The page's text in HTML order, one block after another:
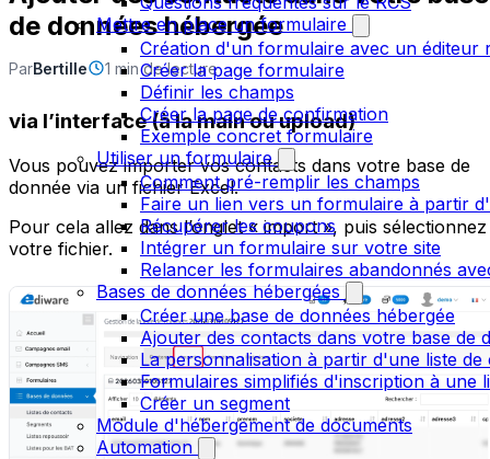
Mettre en place un formulaire
Création d'un formulaire avec un éditeur
Créer la page formulaire
Définir les champs
Créer la page de confirmation
Exemple concret formulaire
Utiliser un formulaire
Comment pré-remplir les champs
Faire un lien vers un formulaire à partir
Récupérer les coupons
Intégrer un formulaire sur votre site
Relancer les formulaires abandonnés
Bases de données hébergées
Créer une base de données hébergée
Ajouter des contacts dans votre base de
La personnalisation à partir d'une liste de
Formulaires simplifiés d'inscription à une
Créer un segment
Module d'hébergement de documents
Automation
de données hébergée
ParBertille 1 min de lecture
via l’interface (à la main ou upload)
Vous pouvez importer vos contacts dans votre base de
donnée via un fichier Excel.
Pour cela allez dans l’onglet « import », puis sélectionnez
votre fichier.